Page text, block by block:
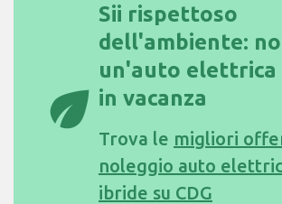
eco
Sii rispettoso
dell'ambiente:
un'auto elettrica
in vacanza
Trova le migliori
noleggio auto
ibride su CDG